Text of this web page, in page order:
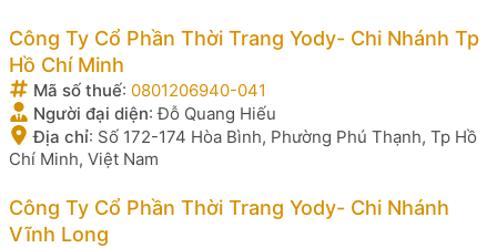
Công Ty Cổ Phần Thời Trang Yody- Chi Nhánh Tp
Hồ Chí Minh
Mã số thuế: 0801206940-041
Người đại diện:Đỗ Quang Hiếu
Địa chỉ: Số 172-174 Hòa Bình, Phường Phú Thạnh, Tp Hồ
Chí Minh, Việt Nam
Công Ty Cổ Phần Thời Trang Yody- Chi Nhánh
Vĩnh Long